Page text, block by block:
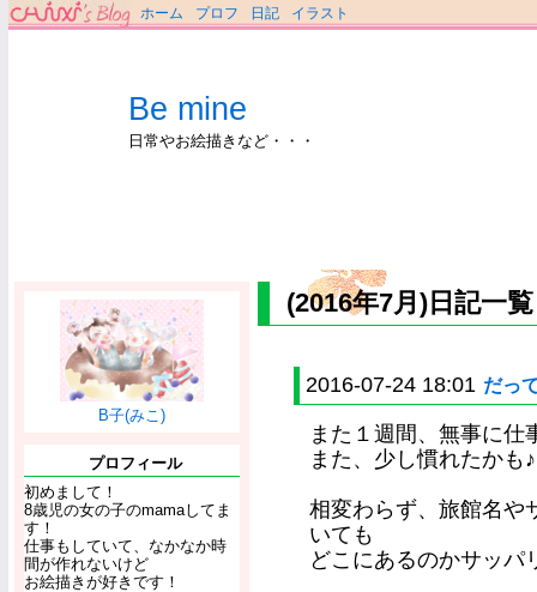
ホーム プロフ 日記 イラスト
Be mine
日常やお絵描きなど・・・
B子(みこ)
プロフィール
初めまして！
8歳児の女の子のmamaしてま
す！
仕事もしていて、なかなか時
間が作れないけど
お絵描きが好きです！
(2016年7月)日記一覧
2016-07-24 18:01 だっ
また１週間、無事に仕
また、少し慣れたかも♪
相変わらず、旅館名や
いても
どこにあるのかサッパ